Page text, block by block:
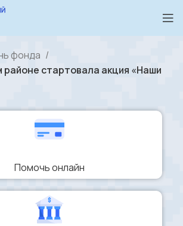
фонда
районе стартовала акция «Наши
Помочь онлайн